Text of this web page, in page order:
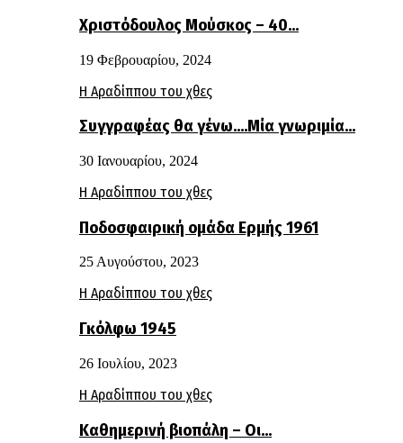
Χριστόδουλος Μούσκος – 40…
19 Φεβρουαρίου, 2024
Η Αραδίππου του χθες
Συγγραφέας θα γένω….Μία γνωριμία…
30 Ιανουαρίου, 2024
Η Αραδίππου του χθες
Ποδοσφαιρική ομάδα Ερμής 1961
25 Αυγούστου, 2023
Η Αραδίππου του χθες
Γκόλφω 1945
26 Ιουλίου, 2023
Η Αραδίππου του χθες
Καθημερινή βιοπάλη – Οι…